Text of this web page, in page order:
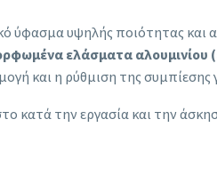
ύφασμα υψηλής ποιότητας και
ελάσματα
και η ρύθμιση της συμπίεσης
κατά την εργασία και την